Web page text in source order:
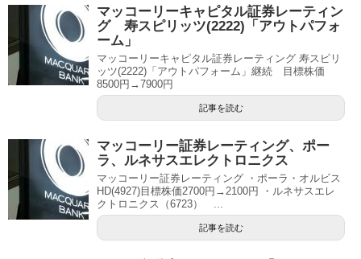
マッコーリーキャピタル証券レーティン
グ 寿スピリッツ(2222)「アウトパフォ
ーム」
マッコーリーキャピタル証券レーティング 寿スピリ
ッツ(2222)「アウトパフォーム」継続 目標株価
8500円→7900円
記事を読む
マッコーリー証券レーティング、ポー
ラ、ルネサスエレクトロニクス
マッコーリー証券レーティング ・ポーラ・オルビス
HD(4927)目標株価2700円→2100円 ・ルネサスエレ
クトロニクス（6723） ...
記事を読む